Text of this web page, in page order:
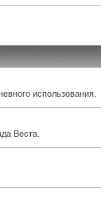
использования.
Веста.